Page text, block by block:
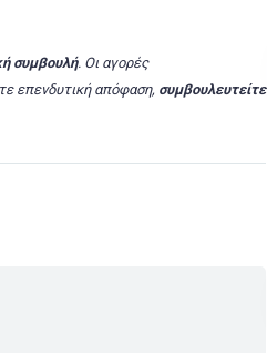
συμβουλή. Οι αγορές
επενδυτική απόφαση, συμβουλευτείτε